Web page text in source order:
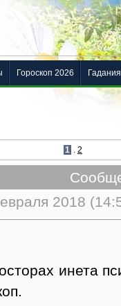
1 . 2
2018
инета
Гороскоп 2026 Гадания